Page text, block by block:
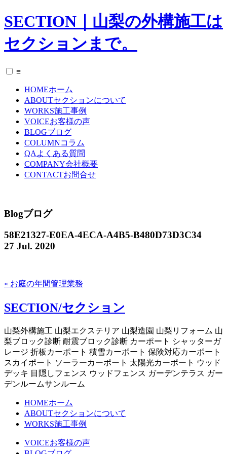
SECTION｜山梨の外構施工は
セクションまで。
≡
HOMEホーム
ABOUTセクションについて
WORKS施工事例
VOICEお客様の声
BLOGブログ
COLUMNコラム
QA よくある質問
COMPANY会社概要
CONTACTお問合せ
Blogブログ
58E21327-E0EA-4ECA-A4B5-B480D73D3C34
27 Jul. 2020
« お庭の年間管理業務
SECTION/セクション
山梨外構施工 山梨エクステリア 山梨造園 山梨リフォーム 山
梨ブロック診断 耐震ブロック診断 カーポート シャッターガ
レージ 折板カーポート 積雪カーポート 保険対応カーポート
スカイポート ソーラーカーポート 太陽光カーポート ウッド
デッキ 目隠しフェンス ウッドフェンス ガーデンテラス ガー
デンルームサンルーム
HOMEホーム
ABOUTセクションについて
WORKS施工事例
VOICEお客様の声